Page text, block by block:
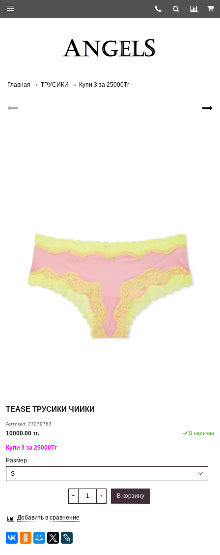
Главная ТРУСИКИ Купи 3 за 25000Тг
TEASE ТРУСИКИ ЧИИКИ
Артикул: 27279763
10000.00 тг. В наличии
Купи 3 за 25000Тг
Размер
В корзину
Добавить в сравнение